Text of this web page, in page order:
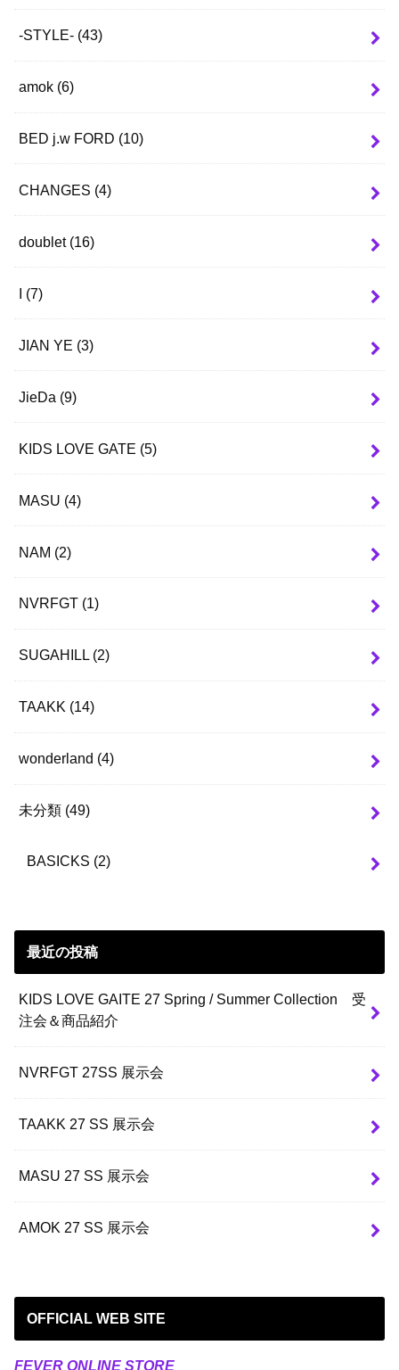
-STYLE- (43)
amok (6)
BED j.w FORD (10)
CHANGES (4)
doublet (16)
I (7)
JIAN YE (3)
JieDa (9)
KIDS LOVE GATE (5)
MASU (4)
NAM (2)
NVRFGT (1)
SUGAHILL (2)
TAAKK (14)
wonderland (4)
未分類 (49)
BASICKS (2)
最近の投稿
KIDS LOVE GAITE 27 Spring / Summer Collection 受
注会＆商品紹介
NVRFGT 27SS 展示会
TAAKK 27 SS 展示会
MASU 27 SS 展示会
AMOK 27 SS 展示会
OFFICIAL WEB SITE
FEVER ONLINE STORE